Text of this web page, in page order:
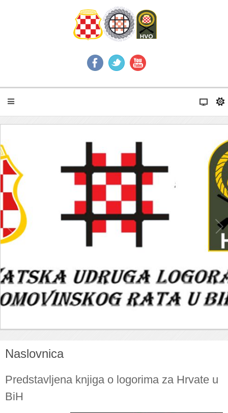
Naslovnica
Predstavljena knjiga o logorima za Hrvate u
BiH